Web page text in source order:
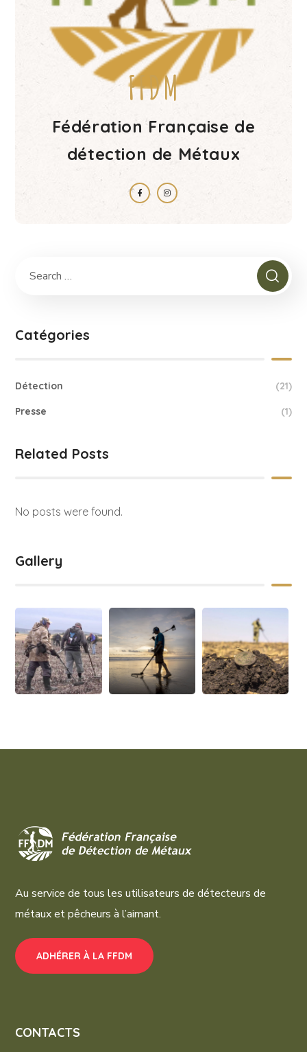
FFDM
Fédération Française de
détection de Métaux
Catégories
Détection (21)
Presse (1)
Related Posts
No posts were found.
Gallery
Au service de tous les utilisateurs de détecteurs de
métaux et pêcheurs à l’aimant.
ADHÉRER À LA FFDM
CONTACTS